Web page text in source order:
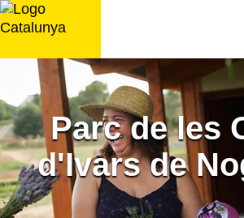
Saltar
al
Parc de les
d'Ivars de